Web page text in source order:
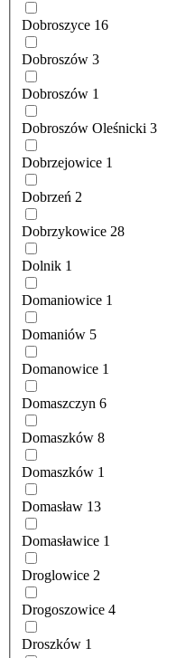
Dobroszyce 16
Dobroszów 3
Dobroszów 1
Dobroszów Oleśnicki 3
Dobrzejowice 1
Dobrzeń 2
Dobrzykowice 28
Dolnik 1
Domaniowice 1
Domaniów 5
Domanowice 1
Domaszczyn 6
Domaszków 8
Domaszków 1
Domasław 13
Domasławice 1
Droglowice 2
Drogoszowice 4
Droszków 1